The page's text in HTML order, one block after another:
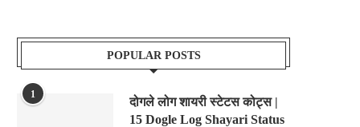
POPULAR POSTS
1
दोगले लोग शायरी स्टेटस कोट्स |
15 Dogle Log Shayari Status